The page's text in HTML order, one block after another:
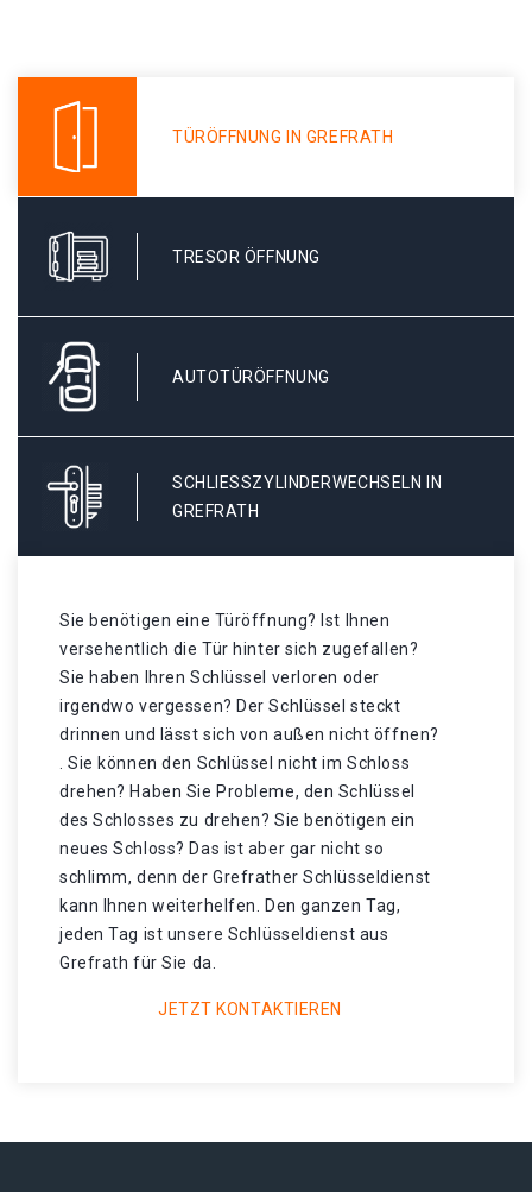
TÜRÖFFNUNG IN GREFRATH
TRESOR ÖFFNUNG
AUTOTÜRÖFFNUNG
SCHLIESSZYLINDERWECHSELN IN G
REFRATH
Sie benötigen eine Türöffnung? Ist Ihnen
versehentlich die Tür hinter sich zugefallen?
Sie haben Ihren Schlüssel verloren oder
irgendwo vergessen? Der Schlüssel steckt
drinnen und lässt sich von außen nicht öffnen?
. Sie können den Schlüssel nicht im Schloss
drehen? Haben Sie Probleme, den Schlüssel
des Schlosses zu drehen? Sie benötigen ein
neues Schloss? Das ist aber gar nicht so
schlimm, denn der Grefrather Schlüsseldienst
kann Ihnen weiterhelfen. Den ganzen Tag,
jeden Tag ist unsere Schlüsseldienst aus
Grefrath für Sie da.
JETZT KONTAKTIEREN